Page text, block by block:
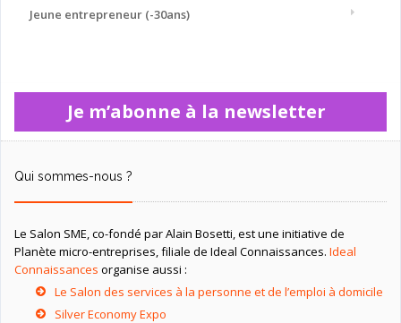
Jeune entrepreneur (-30ans)
Je m’abonne à la newsletter
Qui sommes-nous ?
Le Salon SME, co-fondé par Alain Bosetti, est une initiative de
Planète micro-entreprises, filiale de Ideal Connaissances. Ideal
Connaissances organise aussi :
Le Salon des services à la personne et de l’emploi à domicile
Silver Economy Expo